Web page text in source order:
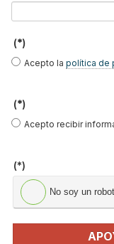
Apellidos
(*)
Acepto la política de
(*)
Acepto recibir
(*)
No soy un robot